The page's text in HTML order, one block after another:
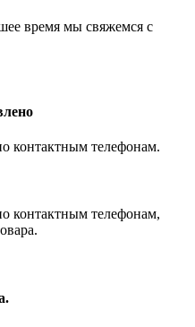
время мы свяжемся с
контактным телефонам.
контактным телефонам,